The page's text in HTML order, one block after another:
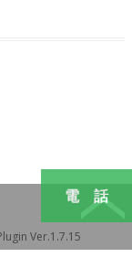
Ver.1.7.15
電 話